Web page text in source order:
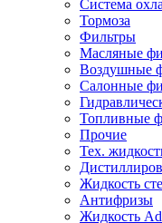
Система
Тормоза
Фильтры
Масляные
Воздушные
Салонные
Топливные
Прочие
Тех.
Жидкость
Антифризы
Жидкость